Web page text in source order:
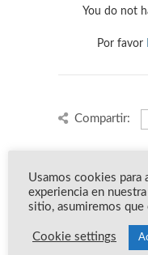
You do not
Por favor
Compartir:
Kevin
Usamos cookies para
experiencia en
sitio, asumiremos que
Cookie settings